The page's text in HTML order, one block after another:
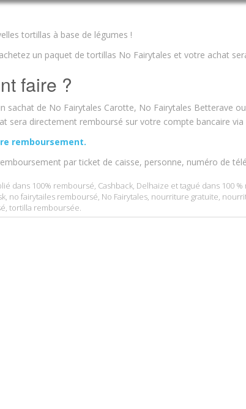
tortillas à base de légumes !
un paquet de tortillas No Fairytales et votre achat
faire ?
sachat de No Fairytales Carotte, No Fairytales Betterave
sera directement remboursé sur votre compte bancaire via
remboursement.
par ticket de caisse, personne, numéro de
dans 100% remboursé, Cashback, Delhaize et tagué dans 100
, no fairytailes remboursé, No Fairytales, nourriture gratuite,
, tortilla remboursée.